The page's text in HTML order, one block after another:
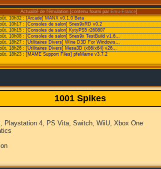
Actualité de l'émulation [contenu fourni par Emu-France]
10h32 :[Arcade] MANX v0.1.0 Beta
10h17 : [Consoles de salon] Snes9xRD v0.2
10h15 : [Consoles de salon] KytyPS5 r260807
10h08 : [Consoles de salon] Snes9x TestBuild v1.6...
18h27 : [Utilitaires Divers] Wine D3D For Windows...
18h26 : [Utilitaires Divers] Mesa3D (x86/x64) v26...
18h23 : [MAME Support Files] pfeMame v3.7.2
1001 Spikes
Playstation 4, PS Vita, Switch, WiiU, Xbox One